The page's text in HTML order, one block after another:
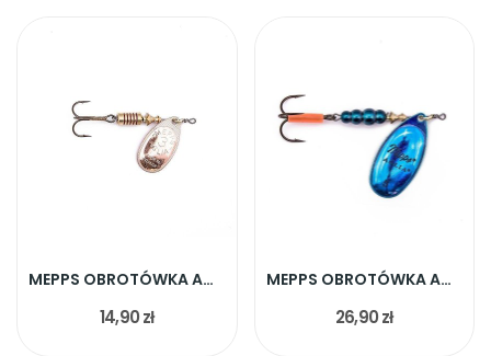
MEPPS OBROTÓWKA AGLIA MIEDZIANA ROZ.1 3,5G
14,90 zł
MEPPS OBROTÓWKA AGLIA PLATINUM BLUE ROZ.5 13G
26,90 zł